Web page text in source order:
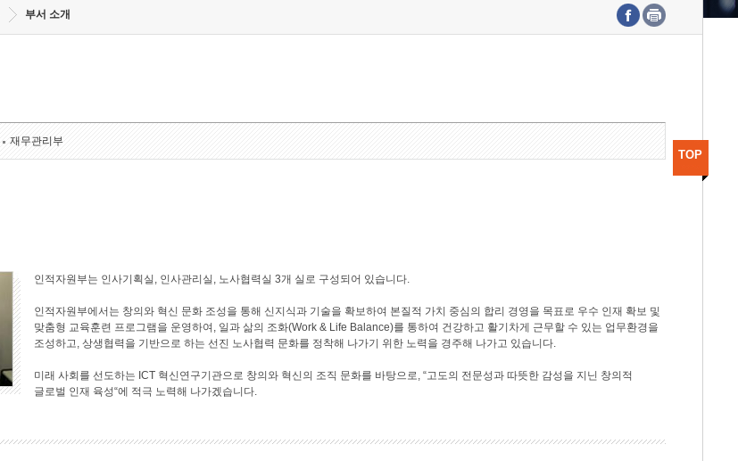
기획본부
부서 소개
재무관리부
인적자원부는 인사기획실, 인사관리실, 노사협력실 3개 실로 구성되어 있습니다.
인적자원부에서는 창의와 혁신 문화 조성을 통해 신지식과 기술을 확보하여 본질적 가치 중심의 합리 경영을 목표로 우수 인재 확보 및
맞춤형 교육훈련 프로그램을 운영하여, 일과 삶의 조화(Work & Life Balance)를 통하여 건강하고 활기차게 근무할 수 있는 업무환경을
조성하고, 상생협력을 기반으로 하는 선진 노사협력 문화를 정착해 나가기 위한 노력을 경주해 나가고 있습니다.
미래 사회를 선도하는 ICT 혁신연구기관으로 창의와 혁신의 조직 문화를 바탕으로, “고도의 전문성과 따뜻한 감성을 지닌 창의적
글로벌 인재 육성“에 적극 노력해 나가겠습니다.
TOP